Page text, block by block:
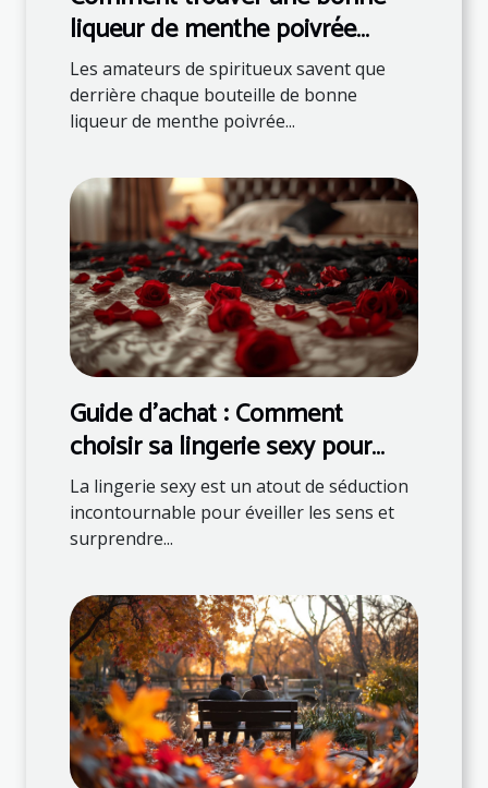
liqueur de menthe poivrée
française ?
Les amateurs de spiritueux savent que
derrière chaque bouteille de bonne
liqueur de menthe poivrée...
Guide d'achat : Comment
choisir sa lingerie sexy pour
surprendre son partenaire
La lingerie sexy est un atout de séduction
incontournable pour éveiller les sens et
surprendre...